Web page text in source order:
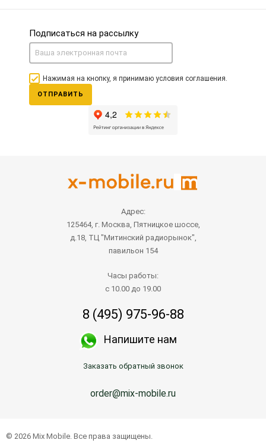
Подписаться на рассылку
Нажимая на кнопку, я принимаю условия соглашения.
ОТПРАВИТЬ
Адрес:
125464, г. Москва, Пятницкое шоссе,
д.18, ТЦ "Митинский радиорынок",
павильон 154
Часы работы:
с 10.00 до 19.00
8 (495) 975-96-88
Напишите нам
Заказать обратный звонок
order@mix-mobile.ru
© 2026 Mix Mobile. Все права защищены.